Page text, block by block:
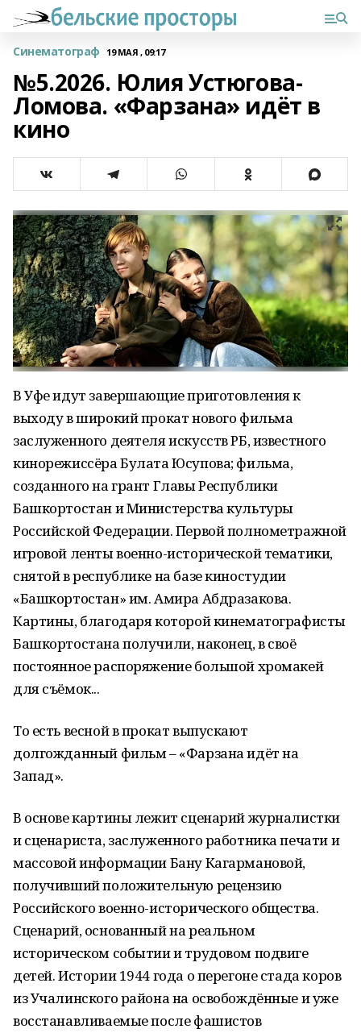
Синематограф 19 МАЯ , 09:17
№5.2026. Юлия Устюгова-
Ломова. «Фарзана» идёт в
кино
В Уфе идут завершающие приготовления к
выходу в широкий прокат нового фильма
заслуженного деятеля искусств РБ, известного
кинорежиссёра Булата Юсупова; фильма,
созданного на грант Главы Республики
Башкортостан и Министерства культуры
Российской Федерации. Первой полнометражной
игровой ленты военно-исторической тематики,
снятой в республике на базе киностудии
«Башкортостан» им. Амира Абдразакова.
Картины, благодаря которой кинематографисты
Башкортостана получили, наконец, в своё
постоянное распоряжение большой хромакей
для съёмок...
То есть весной в прокат выпускают
долгожданный фильм – «Фарзана идёт на
Запад».
В основе картины лежит сценарий журналистки
и сценариста, заслуженного работника печати и
массовой информации Бану Кагармановой,
получивший положительную рецензию
Российского военно-исторического общества.
Сценарий, основанный на реальном
историческом событии и трудовом подвиге
детей. Истории 1944 года о перегоне стада коров
из Учалинского района на освобождённые и уже
восстанавливаемые после фашистов